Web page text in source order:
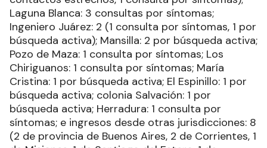
Laguna Blanca: 3 consultas por síntomas;
Ingeniero Juárez: 2 (1 consulta por síntomas, 1 por
búsqueda activa); Mansilla: 2 por búsqueda activa;
Pozo de Maza: 1 consulta por síntomas; Los
Chiriguanos: 1 consulta por síntomas; María
Cristina: 1 por búsqueda activa; El Espinillo: 1 por
búsqueda activa; colonia Salvación: 1 por
búsqueda activa; Herradura: 1 consulta por
síntomas; e ingresos desde otras jurisdicciones: 8
(2 de provincia de Buenos Aires, 2 de Corrientes, 1